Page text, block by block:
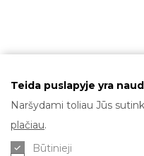
Teida puslapyje yra
Naršydami toliau Jūs
plačiau.
Būtinieji